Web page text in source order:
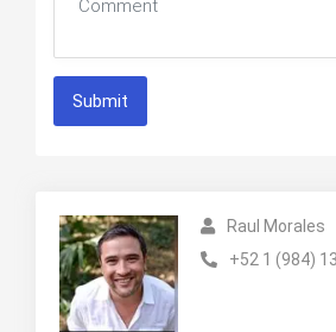
Submit
Raul Morales
+52 1 (984)